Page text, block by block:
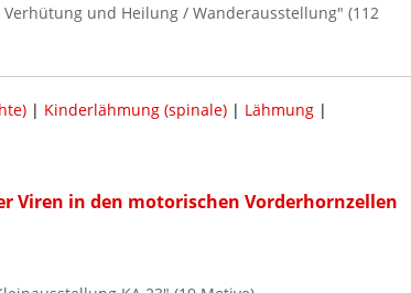
und Heilung / Wanderausstellung" (112
| Kinderlähmung (spinale)| Lähmung|
Viren in den motorischen Vorderhornzellen